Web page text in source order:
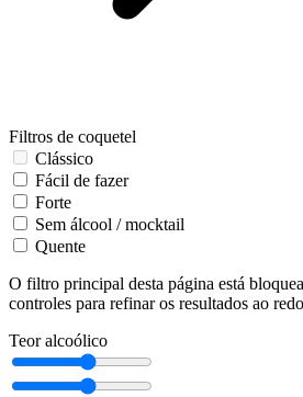
Filtros de coquetel
Clássico
Fácil de fazer
Forte
Sem álcool / mocktail
Quente
O filtro principal desta página está
controles para refinar os resultados ao
Teor alcoólico